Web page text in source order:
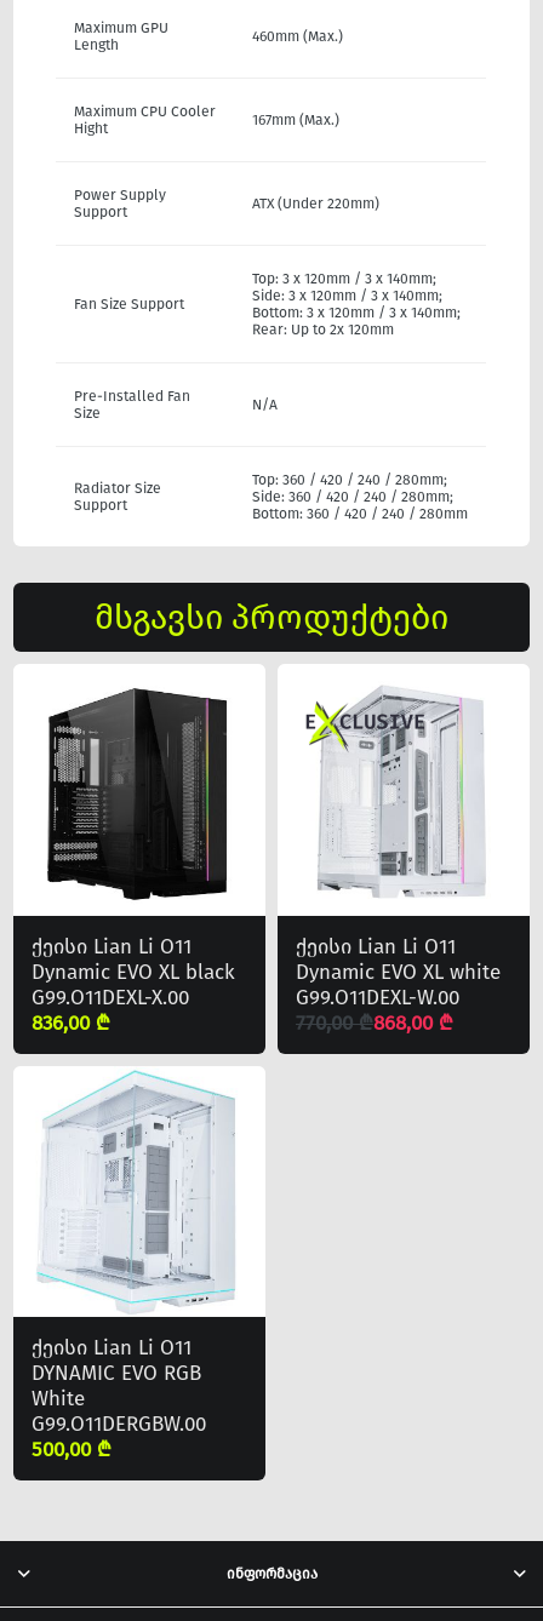
Maximum GPU
Length
460mm (Max.)
Maximum CPU Cooler
Hight
167mm (Max.)
Power Supply
Support
ATX (Under 220mm)
Fan Size Support
Top: 3 x 120mm / 3 x 140mm;
Side: 3 x 120mm / 3 x 140mm;
Bottom: 3 x 120mm / 3 x 140mm;
Rear: Up to 2x 120mm
Pre-Installed Fan
Size
N/A
Radiator Size
Support
Top: 360 / 420 / 240 / 280mm;
Side: 360 / 420 / 240 / 280mm;
Bottom: 360 / 420 / 240 / 280mm
მსგავსი პროდუქტები
ქეისი Lian Li O11
Dynamic EVO XL black
G99.O11DEXL-X.00
836,00 ₾
ქეისი Lian Li O11
Dynamic EVO XL white
G99.O11DEXL-W.00
770,00 ₾868,00 ₾
ქეისი Lian Li O11
DYNAMIC EVO RGB
White
G99.O11DERGBW.00
500,00 ₾
ინფორმაცია